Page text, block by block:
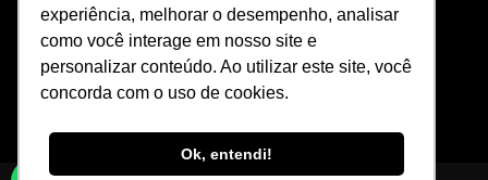
experiência, melhorar o desempenho, analisar
como você interage em nosso site e
personalizar conteúdo. Ao utilizar este site, você
concorda com o uso de cookies.
Ok, entendi!